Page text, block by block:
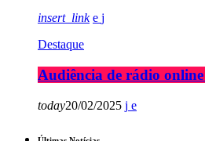
insert_link
Destaque
Audiência de rádio
today20/02/2025